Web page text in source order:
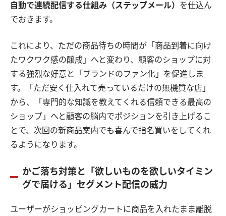
自動で連続配信する仕組み（ステップメール） を仕込ん
でおきます。
これにより、ただの商品待ちの時間が「商品到着に向け
たワクワク感の醸成」へと変わり、顧客のショップに対
する強烈な好意と「ブランドのファン化」を促進しま
す。「ただ安く仕入れて売っているだけの無機質な店」
から、「専門的な知識を教えてくれる信頼できる最高の
ショップ」へと顧客の脳内でポジションを引き上げるこ
とで、次回の新商品案内でも喜んで指名買いをしてくれ
るようになります。
かご落ち対策と「欲しいものを欲しいタイミン
グで届ける」セグメント配信の威力
ユーザーがショッピングカートに商品を入れたまま離脱